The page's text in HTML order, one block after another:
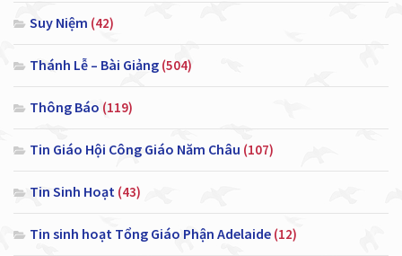
Suy Niệm (42)
Thánh Lễ – Bài Giảng (504)
Thông Báo (119)
Tin Giáo Hội Công Giáo Năm Châu (107)
Tin Sinh Hoạt (43)
Tin sinh hoạt Tổng Giáo Phận Adelaide (12)